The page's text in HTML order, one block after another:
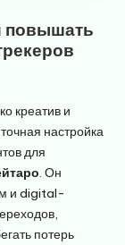
повышать
креатив и
настройка
для
. Он
и digital-
потерь